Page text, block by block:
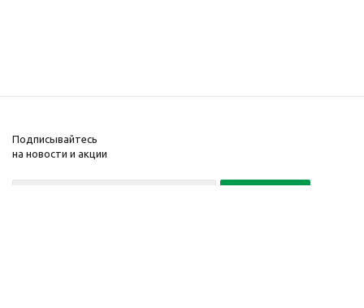
Подписывайтесь
на новости и акции